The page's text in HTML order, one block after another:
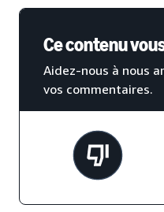
Ce contenu
Aidez-nous à nous
vos commentaires.